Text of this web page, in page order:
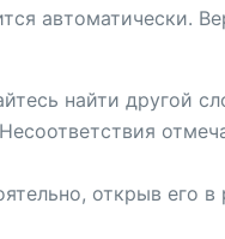
автоматически.
найти другой
открыв его в